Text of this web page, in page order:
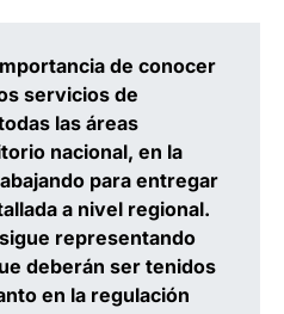
de conocer
servicios de
las áreas
nacional, en la
para entregar
a nivel regional.
representando
deberán ser tenidos
en la regulación